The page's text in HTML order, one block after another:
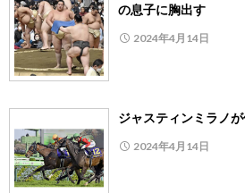
の息子に胸出す
2024年4月14日
ジャスティンミラノ
2024年4月14日